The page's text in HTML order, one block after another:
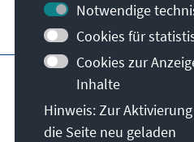
Weitere Angebote der
Impressum
Erklärung zur
Notwendige
Cookies für
Cookies zur
Inhalte
Hinweis: Zur
die Seite neu geladen